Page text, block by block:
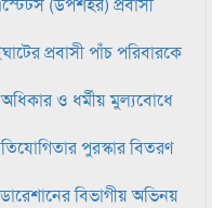
প্রবাসী পাঁচ পরিবারকে
ও ধর্মীয় মুল্যবোধে
পুরস্কার বিতরণ
বিভাগীয় অভিনয়